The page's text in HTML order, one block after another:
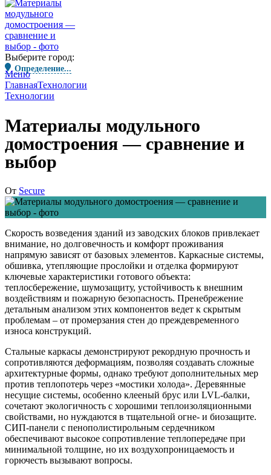
Выберите город:
Определение...
Меню
ГлавнаяТехнологии
Технологии
Материалы модульного
домостроения — сравнение и
выбор
От Secure
Скорость возведения зданий из заводских блоков привлекает
внимание, но долговечность и комфорт проживания
напрямую зависят от базовых элементов. Каркасные системы,
обшивка, утепляющие прослойки и отделка формируют
ключевые характеристики готового объекта:
теплосбережение, шумозащиту, устойчивость к внешним
воздействиям и пожарную безопасность. Пренебрежение
детальным анализом этих компонентов ведет к скрытым
проблемам – от промерзания стен до преждевременного
износа конструкций.
Стальные каркасы демонстрируют рекордную прочность и
сопротивляются деформациям, позволяя создавать сложные
архитектурные формы, однако требуют дополнительных мер
против теплопотерь через «мостики холода». Деревянные
несущие системы, особенно клееный брус или LVL-балки,
сочетают экологичность с хорошими теплоизоляционными
свойствами, но нуждаются в тщательной огне- и биозащите.
СИП-панели с пенополистирольным сердечником
обеспечивают высокое сопротивление теплопередаче при
минимальной толщине, но их воздухопроницаемость и
горючесть вызывают вопросы.